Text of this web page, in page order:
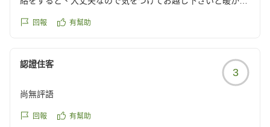
し宿までの道が非常に細く、対向車とのすれ違いが難しい場
良いかもしれません。
周辺にコンビニや売店がないため、食後のコーヒーや飲み物
など、お好みのものは事前に購入してから向かわれることを
おすすめします。
https://review.travel.rakuten.co.jp/hotel/voice/7686?
reviewId=33123477170438
した温泉もとても気持ち良く、滞在中3回も入りました!また
ます(^^)
reviewId=33123477159910
回報 有幫助
認證住客
3
尚無評語
回報 有幫助